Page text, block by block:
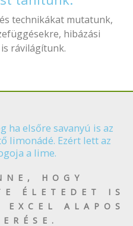
technikákat mutatunk,
hibázási
rávilágítunk.
ha elsőre savanyú is az
limonádé. Ezért lett az
a lime.
HOGY
ÉLETEDET IS
ALAPOS